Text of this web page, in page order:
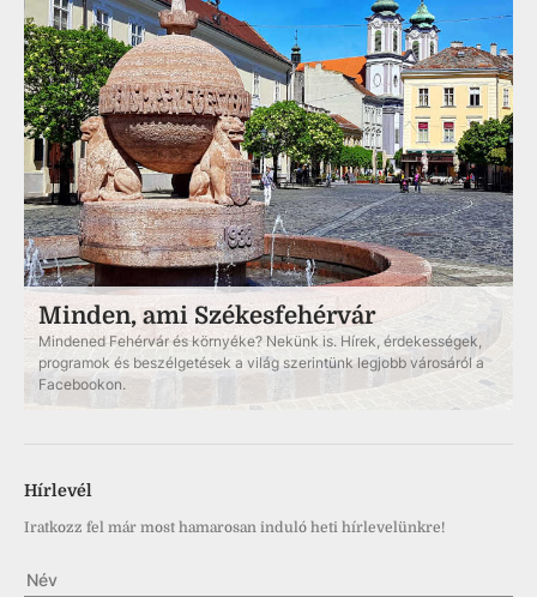
Minden, ami Székesfehérvár
Mindened Fehérvár és környéke? Nekünk is. Hírek, érdekességek,
programok és beszélgetések a világ szerintünk legjobb városáról a
Facebookon.
Hírlevél
Iratkozz fel már most hamarosan induló heti hírlevelünkre!